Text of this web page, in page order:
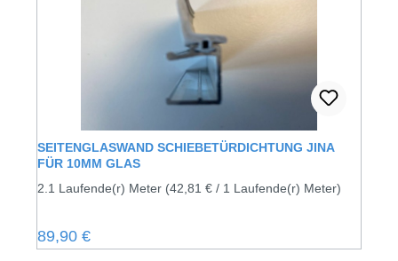
SEITENGLASWAND SCHIEBETÜRDICHTUNG JINA
FÜR 10MM GLAS
2.1 Laufende(r) Meter (42,81 € / 1 Laufende(r) Meter)
Regulärer Preis:
89,90 €